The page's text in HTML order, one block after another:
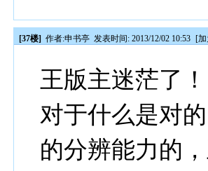
[37楼] 作者:申书亭 发表时间: 2013/12/02 10:53 [
王版主迷茫了！
对于什么是对
的分辨能力的